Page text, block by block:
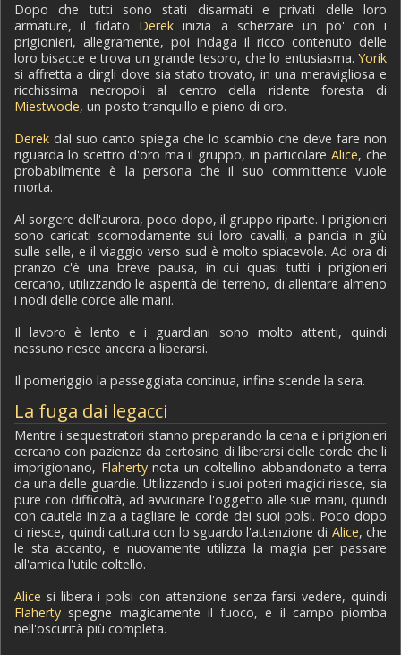
Dopo che tutti sono stati disarmati e privati delle loro
armature, il fidato Derek inizia a scherzare un po' con i
prigionieri, allegramente, poi indaga il ricco contenuto delle
loro bisacce e trova un grande tesoro, che lo entusiasma. Yorik
si affretta a dirgli dove sia stato trovato, in una meravigliosa e
ricchissima necropoli al centro della ridente foresta di
Miestwode, un posto tranquillo e pieno di oro.
Derek dal suo canto spiega che lo scambio che deve fare non
riguarda lo scettro d'oro ma il gruppo, in particolare Alice, che
probabilmente è la persona che il suo committente vuole
morta.
Al sorgere dell'aurora, poco dopo, il gruppo riparte. I prigionieri
sono caricati scomodamente sui loro cavalli, a pancia in giù
sulle selle, e il viaggio verso sud è molto spiacevole. Ad ora di
pranzo c'è una breve pausa, in cui quasi tutti i prigionieri
cercano, utilizzando le asperità del terreno, di allentare almeno
i nodi delle corde alle mani.
Il lavoro è lento e i guardiani sono molto attenti, quindi
nessuno riesce ancora a liberarsi.
Il pomeriggio la passeggiata continua, infine scende la sera.
La fuga dai legacci
Mentre i sequestratori stanno preparando la cena e i prigionieri
cercano con pazienza da certosino di liberarsi delle corde che li
imprigionano, Flahertynota un coltellino abbandonato a terra
da una delle guardie. Utilizzando i suoi poteri magici riesce, sia
pure con difficoltà, ad avvicinare l'oggetto alle sue mani, quindi
con cautela inizia a tagliare le corde dei suoi polsi. Poco dopo
ci riesce, quindi cattura con lo sguardo l'attenzione di Alice, che
le sta accanto, e nuovamente utilizza la magia per passare
all'amica l'utile coltello.
Alice si libera i polsi con attenzione senza farsi vedere, quindi
Flaherty spegne magicamente il fuoco, e il campo piomba
nell'oscurità più completa.